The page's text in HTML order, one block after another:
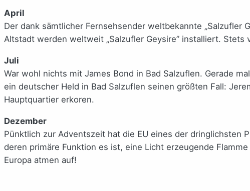
April
Der dank sämtlicher Fernsehsender weltbekannte „Salzufler
Altstadt werden weltweit „Salzufler Geysire” installiert.
Juli
War wohl nichts mit James Bond in Bad Salzuflen. Gerade
ein deutscher Held in Bad Salzuflen seinen größten Fall:
Hauptquartier erkoren.
Dezember
Pünktlich zur Adventszeit hat die EU eines der dringlichsten
deren primäre Funktion es ist, eine Licht erzeugende
Europa atmen auf!